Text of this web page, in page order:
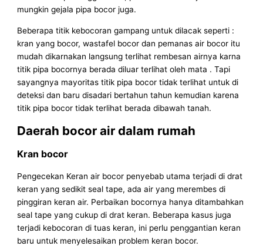
mungkin gejala pipa bocor juga.
Beberapa titik kebocoran gampang untuk dilacak seperti :
kran yang bocor, wastafel bocor dan pemanas air bocor itu
mudah dikarnakan langsung terlihat rembesan airnya karna
titik pipa bocornya berada diluar terlihat oleh mata . Tapi
sayangnya mayoritas titik pipa bocor tidak terlihat untuk di
deteksi dan baru disadari bertahun tahun kemudian karena
titik pipa bocor tidak terlihat berada dibawah tanah.
Daerah bocor air dalam rumah
Kran bocor
Pengecekan Keran air bocor penyebab utama terjadi di drat
keran yang sedikit seal tape, ada air yang merembes di
pinggiran keran air. Perbaikan bocornya hanya ditambahkan
seal tape yang cukup di drat keran. Beberapa kasus juga
terjadi kebocoran di tuas keran, ini perlu penggantian keran
baru untuk menyelesaikan problem keran bocor.